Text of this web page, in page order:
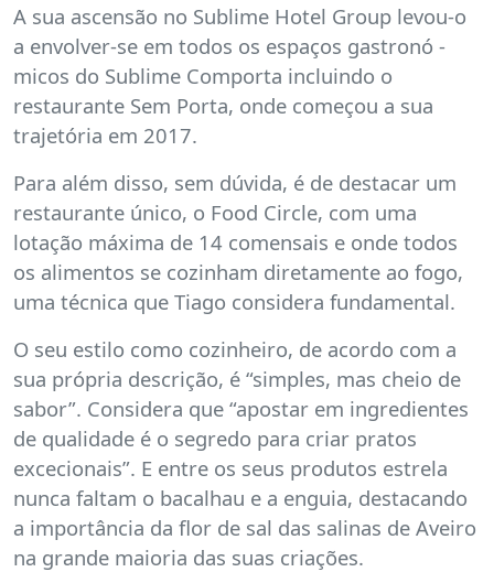
A sua ascensão no Sublime Hotel Group levou-o
a envolver-se em todos os espaços gastronó -
micos do Sublime Comporta incluindo o
restaurante Sem Porta, onde começou a sua
trajetória em 2017.
Para além disso, sem dúvida, é de destacar um
restaurante único, o Food Circle, com uma
lotação máxima de 14 comensais e onde todos
os alimentos se cozinham diretamente ao fogo,
uma técnica que Tiago considera fundamental.
O seu estilo como cozinheiro, de acordo com a
sua própria descrição, é “simples, mas cheio de
sabor”. Considera que “apostar em ingredientes
de qualidade é o segredo para criar pratos
excecionais”. E entre os seus produtos estrela
nunca faltam o bacalhau e a enguia, destacando
a importância da flor de sal das salinas de Aveiro
na grande maioria das suas criações.